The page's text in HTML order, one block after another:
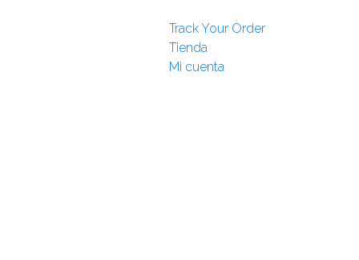
Track Your Order
Tienda
Mi cuenta